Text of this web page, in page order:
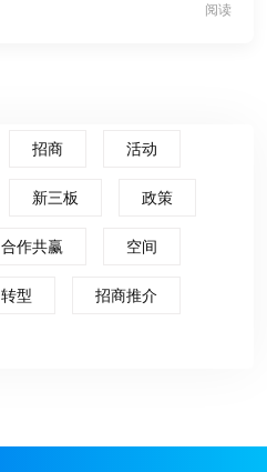
阅读
招商 活动
新三板 政策
合作共赢 空间
转型 招商推介